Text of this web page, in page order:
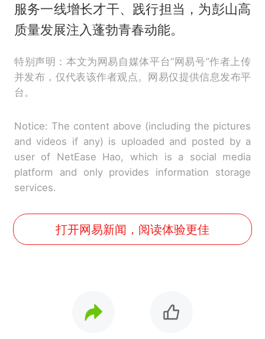
服务一线增长才干、践行担当，为彭山高
质量发展注入蓬勃青春动能。
特别声明：本文为网易自媒体平台“网易号”作者上传
并发布，仅代表该作者观点。网易仅提供信息发布平
台。
Notice: The content above (including the pictures
and videos if any) is uploaded and posted by a
user of NetEase Hao, which is a social media
platform and only provides information storage
services.
打开网易新闻，阅读体验更佳